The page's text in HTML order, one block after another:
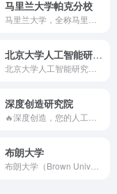
马里兰大学帕克分校
北京大学人工智能研究院
深度创造研究院
布朗大学